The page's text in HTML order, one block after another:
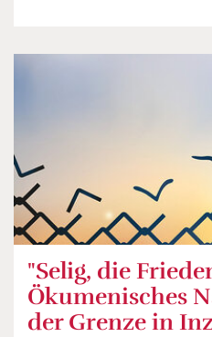
"Selig, die
Ökumenisches
der Grenze in